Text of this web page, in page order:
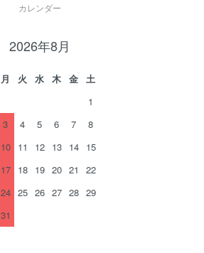
カレンダー
2026年8月
月 火 水 木 金
土
1
3 4 5 6 7
8
10 11 12 13 14
15
17 18 19 20 21
22
24 25 26 27 28 29
31